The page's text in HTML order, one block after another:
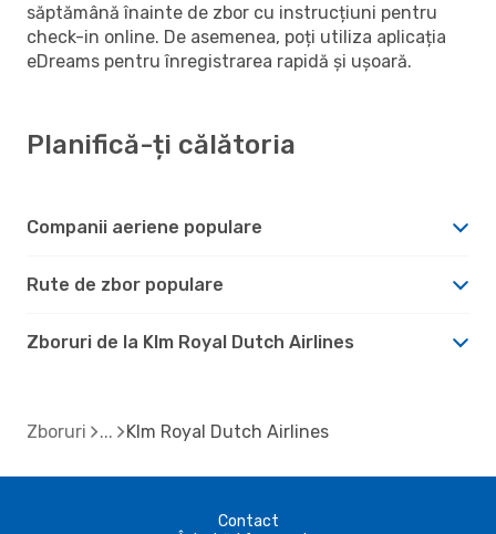
săptămână înainte de zbor cu instrucțiuni pentru
check-in online. De asemenea, poți utiliza aplicația
eDreams pentru înregistrarea rapidă și ușoară.
Planifică-ți călătoria
Companii aeriene populare
Rute de zbor populare
Zboruri de la Klm Royal Dutch Airlines
Zboruri Klm Royal Dutch Airlines
Contact